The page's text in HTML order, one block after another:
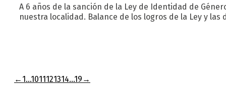
A 6 años de la sanción de la Ley de Identidad de
nuestra localidad. Balance de los logros de la Ley y
← 1…1011121314…19 →